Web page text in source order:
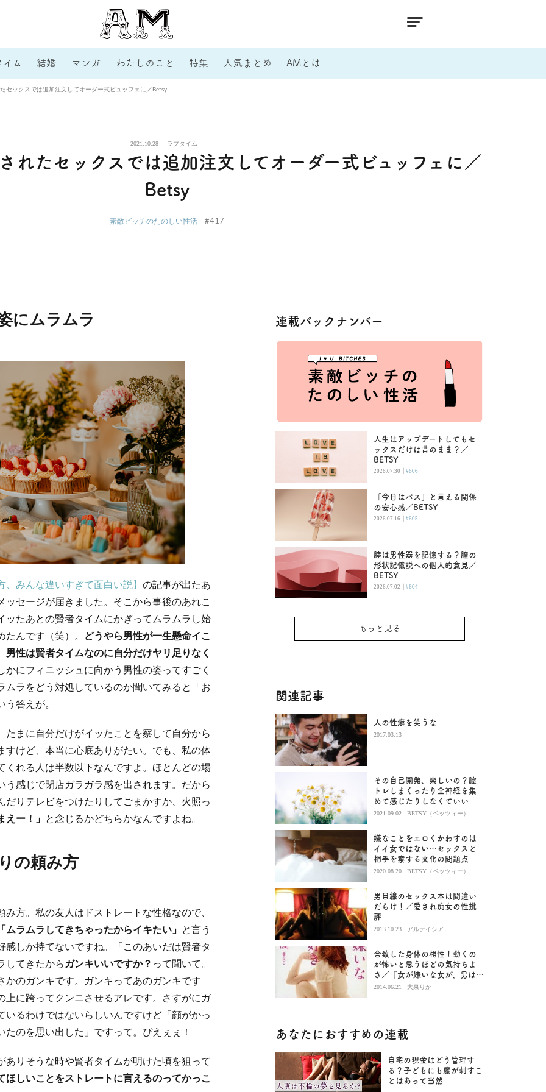
イム 結婚 マンガ わたしのこと 特集 人気まとめ AMとは
セックスでは追加注文してオーダー式ビュッフェに／Betsy
2021.10.28 ラブタイム
れたセックスでは追加注文してオーダー式ビュッフェに／
Betsy
素敵ビッチのたのしい性活 #417
にムラムラ
みんな違いすぎて面白い説】 の記事が出たあ
セージが届きました。そこから事後のあれこ
ッたあとの賢者タイムにかぎってムラムラし始
んです（笑）。
どうやら男性が一生懸命イこ
性は賢者タイムなのに自分だけヤリ足りなく
かにフィニッシュに向かう男性の姿ってすごく
ムラをどう対処しているのか聞いてみると「お
答えが。
たまに自分だけがイッたことを察して自分から
すけど、本当に心底ありがたい。でも、私の体
くれる人は半数以下なんですよ。ほとんどの場
感じで閉店ガラガラ感を出されます。だから
だりテレビをつけたりしてごまかすか、火照っ
えー！」 と念じるかどちらかなんですよね。
の頼み方
方。私の友人はドストレートな性格なので、
ムラムラしてきちゃったからイキたい」 と言う
感しか持てないですね。「このあいだは賢者タ
してきたから ガンキいいですか？ って聞いて。
かのガンキです。ガンキってあのガンキです
上に跨ってクンニさせるアレです。さすがにガ
いるわけではないらしいんですけど「顔がかっ
のを思い出した」ですって。ぴえぇぇ！
ありそうな時や賢者タイムが明けた頃を狙って
ほしいことをストレートに言えるのってかっこ
連載バックナンバー
人生はアップデートしてもセ
ックスだけは昔のまま？／
BETSY
2026.07.30 | #606
「今日はパス」と言える関係
の安心感／BETSY
2026.07.16 | #605
腟は男性器を記憶する？膣の
形状記憶説への個人的意見／
BETSY
2026.07.02 | #604
もっと見る
関連記事
人の性癖を笑うな
2017.03.13
その自己開発、楽しいの？膣
トレしまくったり全神経を集
めて感じたりしなくていい
2021.09.02 | BETSY（ベッツィー）
嫌なことをエロくかわすのは
イイ女ではない…セックスと
相手を察する文化の問題点
2020.08.20 | BETSY（ベッツィー）
男目線のセックス本は間違い
だらけ！／愛され痴女の性批
評
2013.10.23 | アルテイシア
合致した身体の相性！動くの
が怖いと思うほどの気持ちよ
さ／『女が嫌いな女が、男は好
き』（後編）
2014.06.21 | 大泉りか
あなたにおすすめの連載
自宅の現金はどう管理す
る？子どもにも魔が刺すこ
とはあって当然